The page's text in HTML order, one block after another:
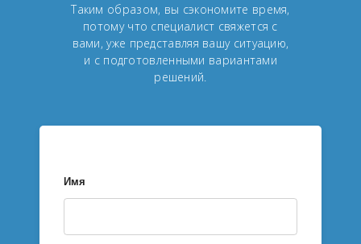
Таким образом, вы сэкономите время,
потому что специалист свяжется с
вами, уже представляя вашу ситуацию,
и с подготовленными вариантами
решений.
Имя